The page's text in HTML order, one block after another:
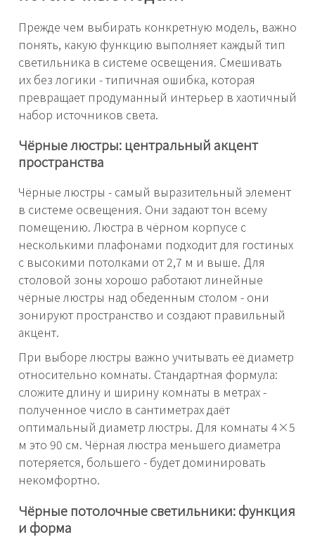
Прежде чем выбирать конкретную модель, важно
понять, какую функцию выполняет каждый тип
светильника в системе освещения. Смешивать
их без логики - типичная ошибка, которая
превращает продуманный интерьер в хаотичный
набор источников света.
Чёрные люстры: центральный акцент
пространства
Чёрные люстры - самый выразительный элемент
в системе освещения. Они задают тон всему
помещению. Люстра в чёрном корпусе с
несколькими плафонами подходит для гостиных
с высокими потолками от 2,7 м и выше. Для
столовой зоны хорошо работают линейные
чёрные люстры над обеденным столом - они
зонируют пространство и создают правильный
акцент.
При выборе люстры важно учитывать её диаметр
относительно комнаты. Стандартная формула:
сложите длину и ширину комнаты в метрах -
полученное число в сантиметрах даёт
оптимальный диаметр люстры. Для комнаты 4×5
м это 90 см. Чёрная люстра меньшего диаметра
потеряется, большего - будет доминировать
некомфортно.
Чёрные потолочные светильники: функция
и форма